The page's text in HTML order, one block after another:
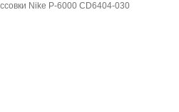
Nike P-6000 CD6404-030